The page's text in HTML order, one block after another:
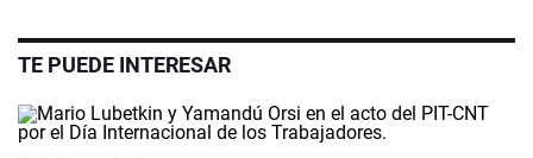
TE PUEDE INTERESAR